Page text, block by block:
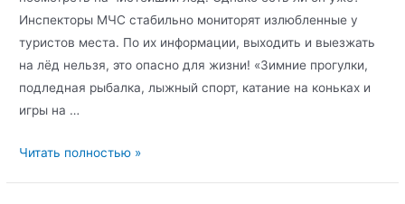
Инспекторы МЧС стабильно мониторят излюбленные у
туристов места. По их информации, выходить и выезжать
на лёд нельзя, это опасно для жизни! «Зимние прогулки,
подледная рыбалка, лыжный спорт, катание на коньках и
игры на …
Читать полностью »